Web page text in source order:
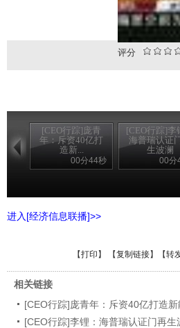
评分
[CEO行踪]庞青
年：斥资40亿打
造新...
00分44秒
[CEO行踪]李
海普瑞认证
生波澜
00分
进入[经济信息联播]>>
【打印 】 【复制链接】【转
相关链接
[CEO行踪]庞青年：斥资40亿打造
[CEO行踪]李锂：海普瑞认证门再生